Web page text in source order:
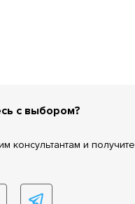
с выбором?
консультантам и получите